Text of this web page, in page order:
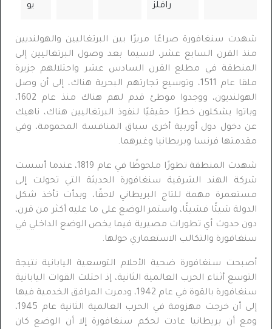
رافلز
يو
شهدت سنغافورة صراعًا مريرًا بين البرتغاليين والهولنديين
منذ القرن السابع عشر، لاسيما بعد وصول البرتغاليين إلى
المنطقة في مطلع القرن السادس عشر واحتلالهم جزيرة
ملقا عام 1511، وتوسيع تجارتهم البحرية هناك، إلى أن وصل
الهولنديون، ووجدوا موطئ قدم لهم هناك منذ عام 1602،
وباتوا يشكلون خطرًا حقيقيًا لنفوذ البرتغاليين هناك، ناهيك
عن دخول دول أوربية أخرى سباق المنافسة المحمومة، وفي
مقدمتها فرنسا وبريطانيا وغيرهما.
شهدت المنطقة تطورًا ملحوظًا في عام 1819، عندما أسست
شركة الهند الشرقية سنغافورة الحديثة التي تحولت إلى
مستعمرة مهمة للتاج البريطاني لاحقًا، وبدأت تأخذ شكل
الدولة شيئًا فشيئًا، واستمر الوضع على ما عليه أكثر من قرن،
دون حدوث أي تطورات مصيرية فيما يخص الوضع الداخلي في
سنغافورة والتكالب الاستعماري حولها.
أصبحت سنغافورة ضحية الأحلام التوسعية اليابانية نتيجة
التوسع أثناء الحرب العالمية الثانية، إذ احتلت القوات اليابانية
سنغافورة بالقوة في عام 1942، ودمرت المرافق الخدمية فيها
إلى أن خرجت مهزومة في الحرب العالمية الثانية عام 1945،
ومع أن بريطانيا عادت لحكم سنغافورة إلا أن الوضع كان